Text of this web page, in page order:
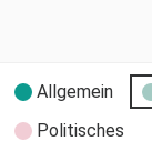
Allgemein
Politisches